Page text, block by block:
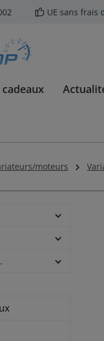
principaleUE sans frais
moteurs